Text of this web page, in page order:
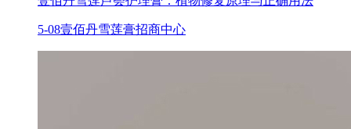
5-08壹佰丹雪莲膏招商中心